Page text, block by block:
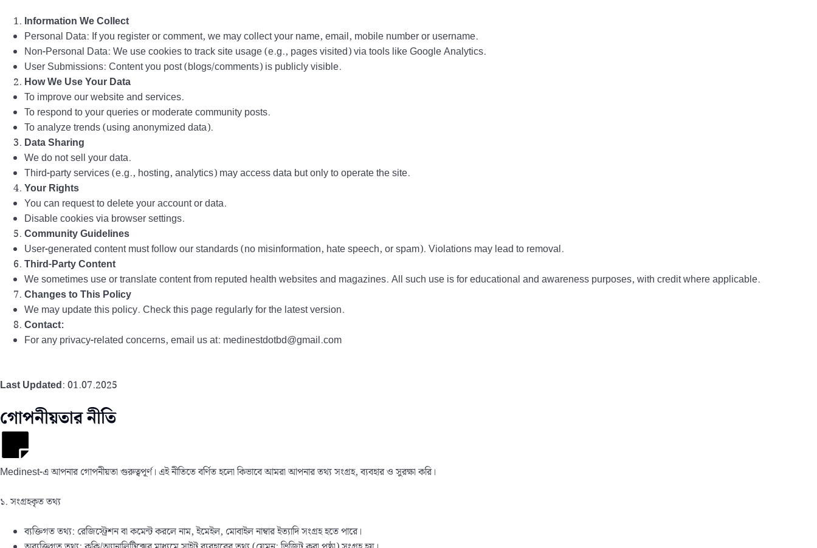
Information We Collect
Personal Data: If you register or comment, we may collect your name, email, mobile number or username.
Non-Personal Data: We use cookies to track site usage (e.g., pages visited) via tools like Google Analytics.
User Submissions: Content you post (blogs/comments) is publicly visible.
How We Use Your Data
To improve our website and services.
To respond to your queries or moderate community posts.
To analyze trends (using anonymized data).
Data Sharing
We do not sell your data.
Third-party services (e.g., hosting, analytics) may access data but only to operate the site.
Your Rights
You can request to delete your account or data.
Disable cookies via browser settings.
Community Guidelines
User-generated content must follow our standards (no misinformation, hate speech, or spam). Violations may lead to removal.
Third-Party Content
We sometimes use or translate content from reputed health websites and magazines. All such use is for educational and awareness purposes, with credit where applicable.
Changes to This Policy
We may update this policy. Check this page regularly for the latest version.
Contact:
For any privacy-related concerns, email us at: medinestdotbd@gmail.com
Last Updated: 01.07.2025
গোপনীয়তার নীতি
Medinest-এ আপনার গোপনীয়তা গুরুত্বপূর্ণ। এই নীতিতে বর্ণিত হলো কিভাবে আমরা আপনার তথ্য সংগ্রহ, ব্যবহার ও সুরক্ষা করি।
১. সংগ্রহকৃত তথ্য
ব্যক্তিগত তথ্য: রেজিস্ট্রেশন বা কমেন্ট করলে নাম, ইমেইল, মোবাইল নাম্বার ইত্যাদি সংগ্রহ হতে পারে।